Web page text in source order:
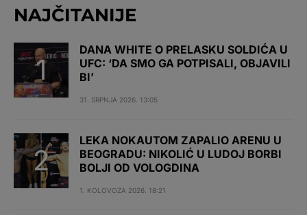
NAJČITANIJE
DANA WHITE O PRELASKU SOLDIĆA U
UFC: ‘DA SMO GA POTPISALI, OBJAVILI
BI’
31. SRPNJA 2026. 13:05
LEKA NOKAUTOM ZAPALIO ARENU U
BEOGRADU: NIKOLIĆ U LUDOJ BORBI
BOLJI OD VOLOGDINA
1. KOLOVOZA 2026. 18:21